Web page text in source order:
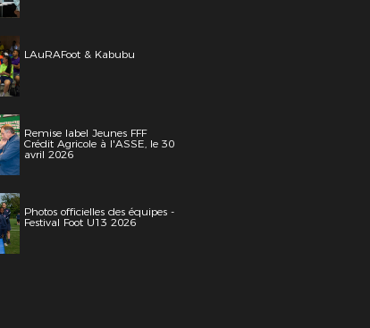
LAuRAFoot & Kabubu
Remise label Jeunes FFF
Crédit Agricole à l'ASSE, le 30
avril 2026
Photos officielles des équipes -
Festival Foot U13 2026